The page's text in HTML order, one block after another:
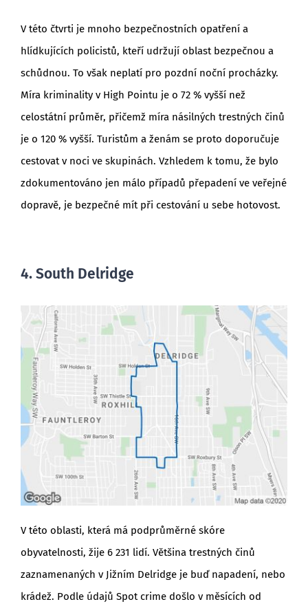
V této čtvrti je mnoho bezpečnostních opatření a
hlídkujících policistů, kteří udržují oblast bezpečnou a
schůdnou. To však neplatí pro pozdní noční procházky.
Míra kriminality v High Pointu je o 72 % vyšší než
celostátní průměr, přičemž míra násilných trestných činů
je o 120 % vyšší. Turistům a ženám se proto doporučuje
cestovat v noci ve skupinách. Vzhledem k tomu, že bylo
zdokumentováno jen málo případů přepadení ve veřejné
dopravě, je bezpečné mít při cestování u sebe hotovost.
4. South Delridge
V této oblasti, která má podprůměrné skóre
obyvatelnosti, žije 6 231 lidí. Většina trestných činů
zaznamenaných v Jižním Delridge je buď napadení, nebo
krádež. Podle údajů Spot crime došlo v měsících od